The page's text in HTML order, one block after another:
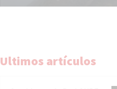
Ultimos artículos